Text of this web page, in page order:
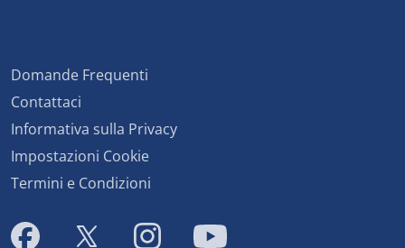
Domande Frequenti
Contattaci
Informativa sulla Privacy
Impostazioni Cookie
Termini e Condizioni